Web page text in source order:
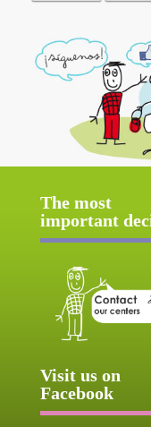
The most
important
Visit us on
Facebook